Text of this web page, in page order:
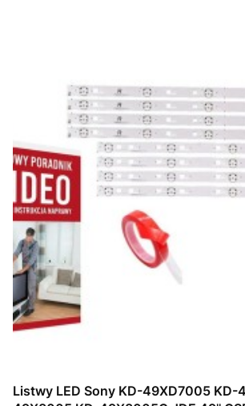
Listwy LED Sony KD-49XD7005